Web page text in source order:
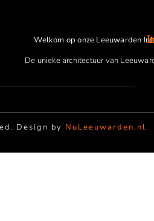
Welkom op onze Leeuwarden
De unieke architectuur van
Design by NuLeeuwarden.nl